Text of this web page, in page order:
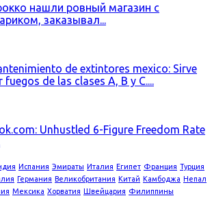
нашли ровный магазин с
заказывал...
de extintores mexico: Sirve
de las clases A, B y C....
Unhustled 6-Figure Freedom Rate
Испания Эмираты Италия Египет Франция Турция
Германия Великобритания Китай Камбоджа Непал
Мексика Хорватия Швейцария Филиппины